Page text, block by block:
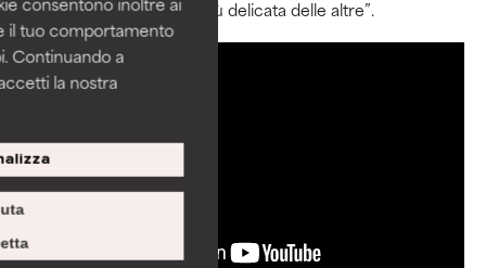
il tuo comportamento
Continuando a
la nostra
setole in silicone, che è più delicata delle altre”.